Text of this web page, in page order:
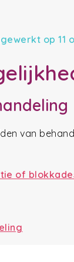
op 11
van
of